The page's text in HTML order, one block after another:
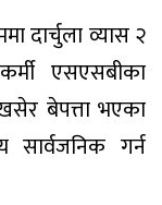
दार्चुला व्यास २
एसएसबीका
बेपत्ता भएका
गर्न